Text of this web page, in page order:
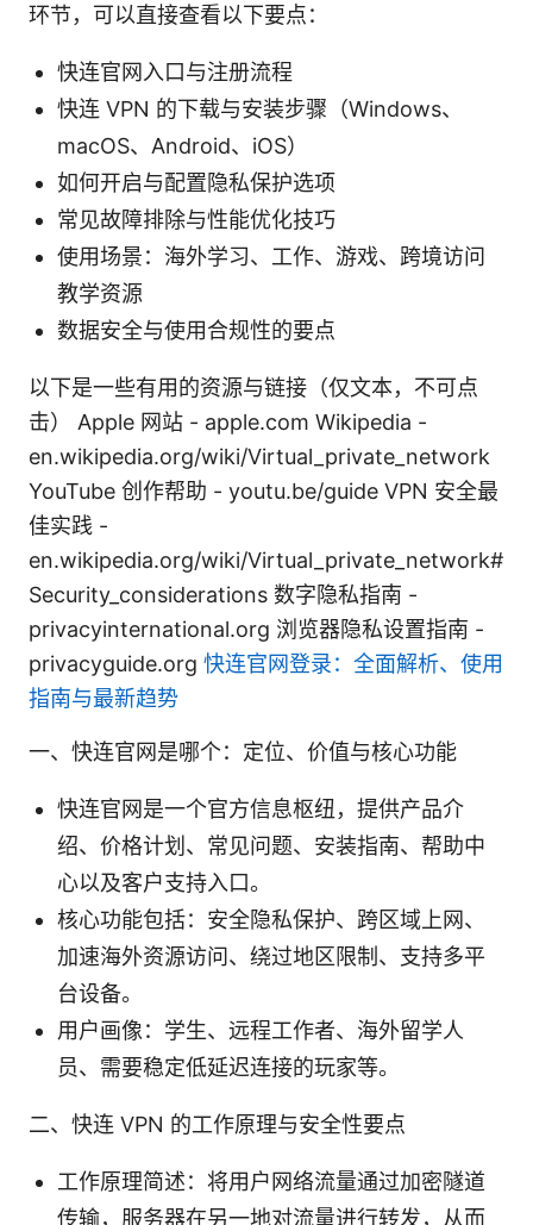
环节，可以直接查看以下要点：
快连官网入口与注册流程
快连 VPN 的下载与安装步骤（Windows、
macOS、Android、iOS）
如何开启与配置隐私保护选项
常见故障排除与性能优化技巧
使用场景：海外学习、工作、游戏、跨境访问
教学资源
数据安全与使用合规性的要点
以下是一些有用的资源与链接（仅文本，不可点
击） Apple 网站 - apple.com Wikipedia -
en.wikipedia.org/wiki/Virtual_private_network
YouTube 创作帮助 - youtu.be/guide VPN 安全最
佳实践 -
en.wikipedia.org/wiki/Virtual_private_network#
Security_considerations 数字隐私指南 -
privacyinternational.org 浏览器隐私设置指南 -
privacyguide.org 快连官网登录：全面解析、使用
指南与最新趋势
一、快连官网是哪个：定位、价值与核心功能
快连官网是一个官方信息枢纽，提供产品介
绍、价格计划、常见问题、安装指南、帮助中
心以及客户支持入口。
核心功能包括：安全隐私保护、跨区域上网、
加速海外资源访问、绕过地区限制、支持多平
台设备。
用户画像：学生、远程工作者、海外留学人
员、需要稳定低延迟连接的玩家等。
二、快连 VPN 的工作原理与安全性要点
工作原理简述：将用户网络流量通过加密隧道
传输，服务器在另一地对流量进行转发，从而